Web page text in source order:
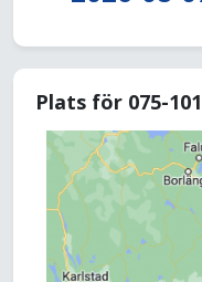
Plats för 075-